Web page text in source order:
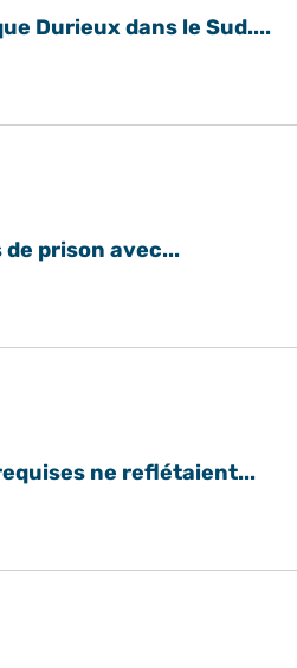
Durieux dans le Sud....
prison avec...
ne reflétaient...